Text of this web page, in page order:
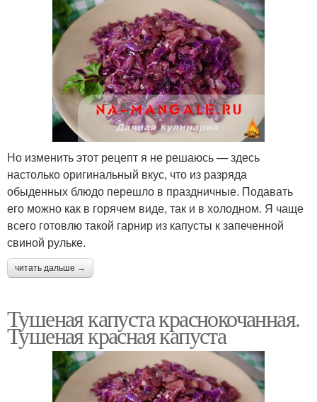
Но изменить этот рецепт я не решаюсь — здесь
настолько оригинальный вкус, что из разряда
обыденных блюдо перешло в праздничные. Подавать
его можно как в горячем виде, так и в холодном. Я чаще
всего готовлю такой гарнир из капусты к запеченной
свиной рульке.
читать дальше →
Тушеная капуста краснокочанная.
Тушеная красная капуста